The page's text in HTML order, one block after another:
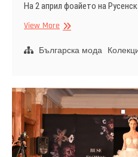
На 2 април фоайето на
View MoreПървата
от
Ruse
Fashion
Week
с
впечатляващи
Българска мода